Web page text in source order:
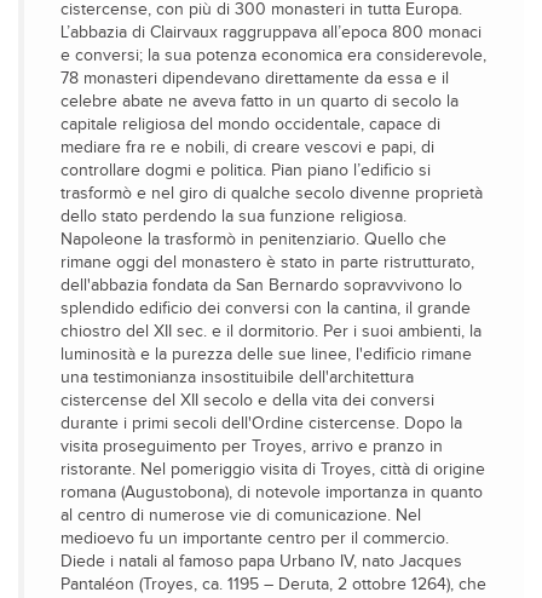
cistercense, con più di 300 monasteri in tutta Europa.
L’abbazia di Clairvaux raggruppava all’epoca 800 monaci
e conversi; la sua potenza economica era considerevole,
78 monasteri dipendevano direttamente da essa e il
celebre abate ne aveva fatto in un quarto di secolo la
capitale religiosa del mondo occidentale, capace di
mediare fra re e nobili, di creare vescovi e papi, di
controllare dogmi e politica. Pian piano l’edificio si
trasformò e nel giro di qualche secolo divenne proprietà
dello stato perdendo la sua funzione religiosa.
Napoleone la trasformò in penitenziario. Quello che
rimane oggi del monastero è stato in parte ristrutturato,
dell'abbazia fondata da San Bernardo sopravvivono lo
splendido edificio dei conversi con la cantina, il grande
chiostro del XII sec. e il dormitorio. Per i suoi ambienti, la
luminosità e la purezza delle sue linee, l'edificio rimane
una testimonianza insostituibile dell'architettura
cistercense del XII secolo e della vita dei conversi
durante i primi secoli dell'Ordine cistercense. Dopo la
visita proseguimento per Troyes, arrivo e pranzo in
ristorante. Nel pomeriggio visita di Troyes, città di origine
romana (Augustobona), di notevole importanza in quanto
al centro di numerose vie di comunicazione. Nel
medioevo fu un importante centro per il commercio.
Diede i natali al famoso papa Urbano IV, nato Jacques
Pantaléon (Troyes, ca. 1195 – Deruta, 2 ottobre 1264), che